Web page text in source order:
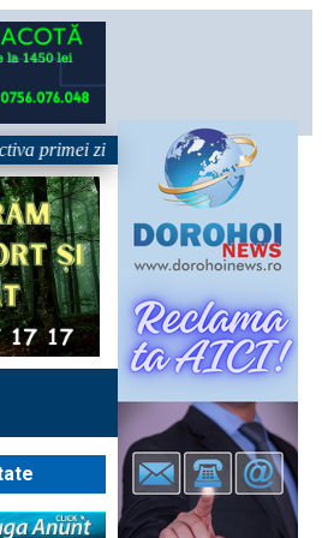
zile la Zilele Nordului 2026: